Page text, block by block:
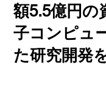
額5.5億円の
子コンピュ
た研究開発